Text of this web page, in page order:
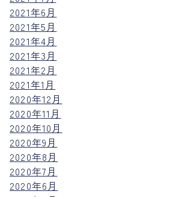
2021年6月
2021年5月
2021年4月
2021年3月
2021年2月
2021年1月
2020年12月
2020年11月
2020年10月
2020年9月
2020年8月
2020年7月
2020年6月